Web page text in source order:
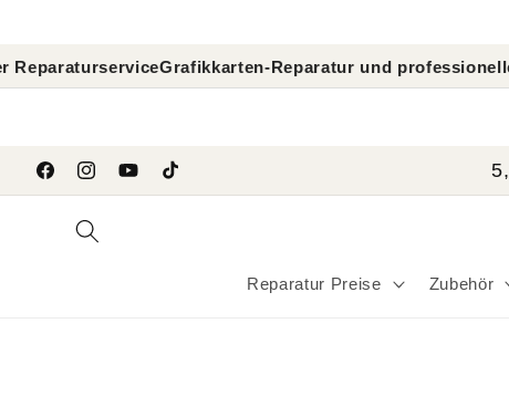
Grafikkarten-Reparatur und professionelle
FacebookInstagramYouTubeTikTok
Reparatur Preise Zubehör